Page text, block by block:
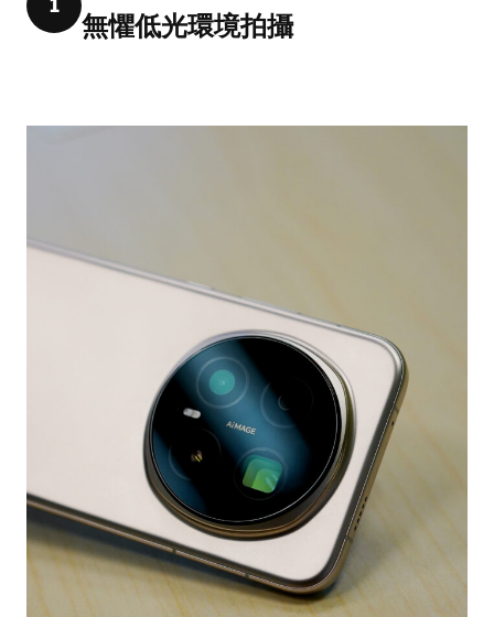
1
無懼低光環境拍攝